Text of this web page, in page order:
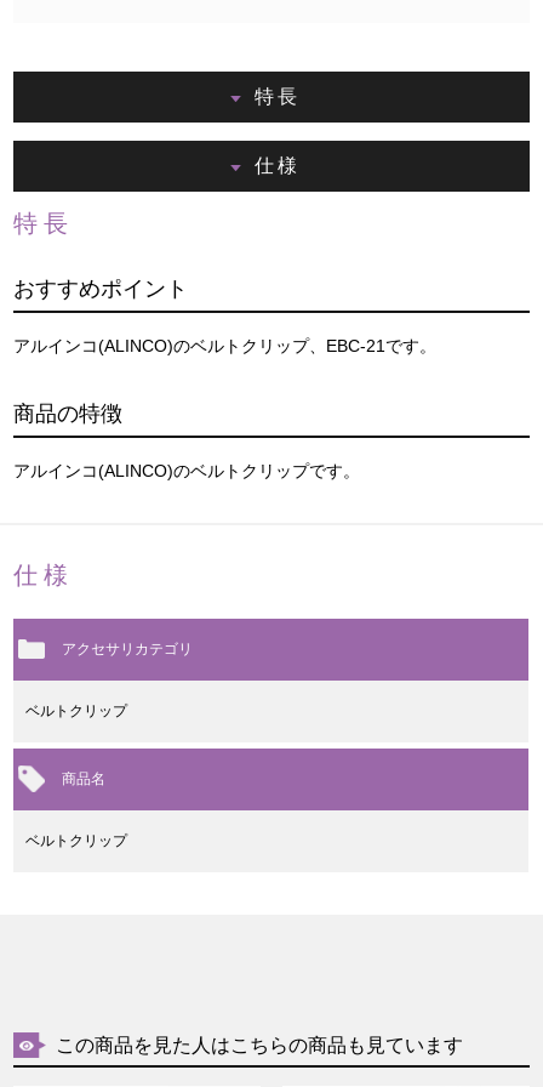
特長
仕様
特長
おすすめポイント
アルインコ(ALINCO)のベルトクリップ、EBC-21です。
商品の特徴
アルインコ(ALINCO)のベルトクリップです。
仕様
アクセサリカテゴリ
ベルトクリップ
商品名
ベルトクリップ
この商品を見た人はこちらの商品も見ています